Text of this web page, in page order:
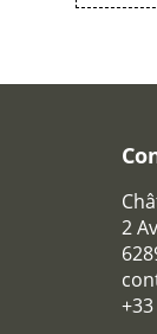
2
Mail :